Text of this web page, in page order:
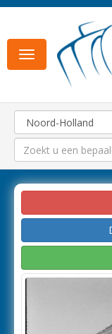
Toggle
navigation